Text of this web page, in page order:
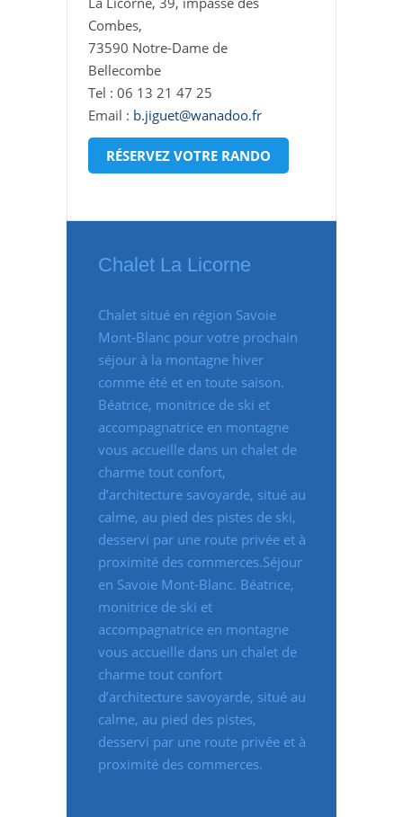
Combes,
73590 Notre-Dame de
Bellecombe
Tel : 06 13 21 47 25
Email : b.jiguet@wanadoo.fr
RÉSERVEZ VOTRE RANDO
Chalet La Licorne
Chalet situé en région Savoie
Mont-Blanc pour votre prochain
séjour à la montagne hiver
comme été et en toute saison.
Béatrice, monitrice de ski et
accompagnatrice en montagne
vous accueille dans un chalet de
charme tout confort,
d’architecture savoyarde, situé au
calme, au pied des pistes de ski,
desservi par une route privée et à
proximité des commerces.Séjour
en Savoie Mont-Blanc. Béatrice,
monitrice de ski et
accompagnatrice en montagne
vous accueille dans un chalet de
charme tout confort
d’architecture savoyarde, situé au
calme, au pied des pistes,
desservi par une route privée et à
proximité des commerces.